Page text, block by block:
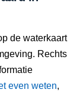
de waterkaart
Rechts
even weten,